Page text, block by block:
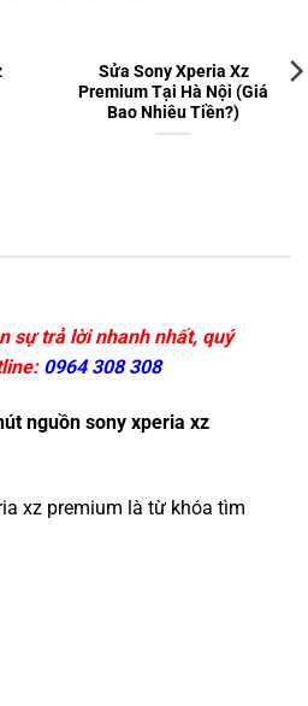
Sửa Sony Xperia Xz
Premium Tại Hà Nội (Giá
Bao Nhiêu Tiền?)
sự trả lời nhanh nhất, quý
0964 308 308
nguồn sony xperia xz
xz premium là từ khóa tìm